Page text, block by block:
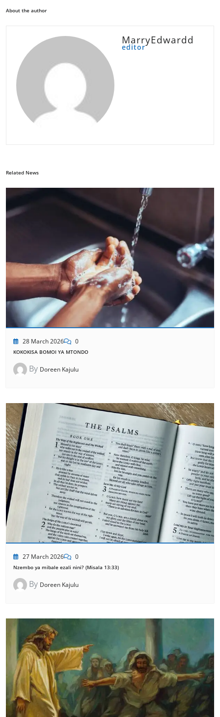
About the author
MarryEdwardd
editor
Related News
28 March 2026 0
KOKOKISA BOMOI YA MTONDO
By Doreen Kajulu
27 March 2026 0
Nzembo ya mibale ezali nini? (Misala 13:33)
By Doreen Kajulu